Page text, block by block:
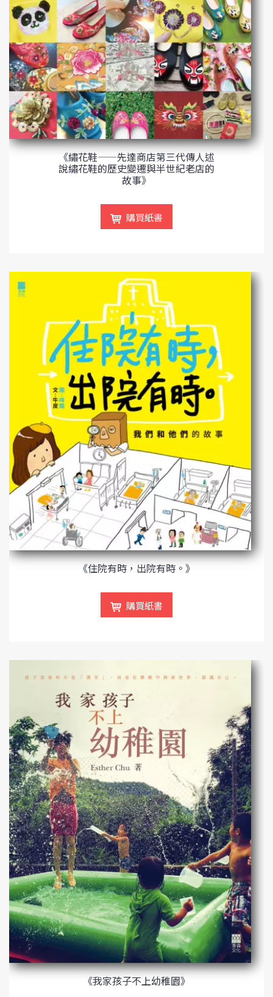
《繡花鞋——先達商店第三代傳人述
說繡花鞋的歷史變遷與半世紀老店的
故事》
購買紙書
《住院有時，出院有時。》
購買紙書
《我家孩子不上幼稚園》